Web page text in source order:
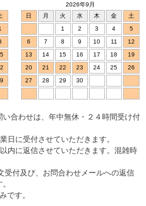
2026年9月
日
月 火 水 木 金
土
1
2 3 4
5
6
7 8 9 10 11
12
13
14 15 16 17 18
19
20
21 22 23 24 25
26
27
28 29 30
合わせは、年中無休・２４時間受け付
日に受付させていただきます。
内に返信させていただきます。混雑時
受付及び、お問合わせメールへの返信
です。